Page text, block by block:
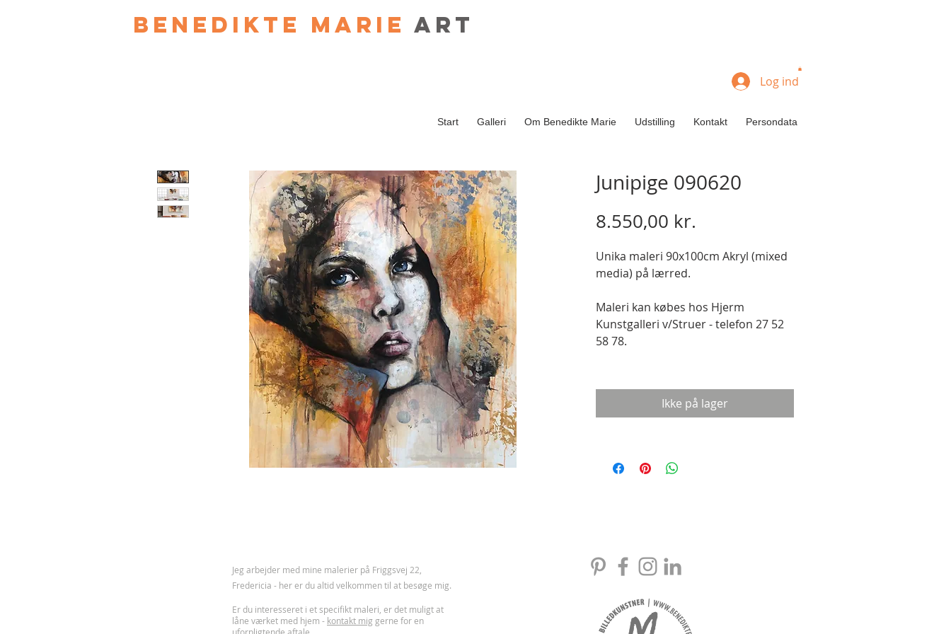
Benedikte Marie art
Start Galleri Om Benedikte Marie Udstilling Kontakt Persondata
Log ind
Junipige 090620
8.550,00 kr.
Unika maleri 90x100cm Akryl (mixed
media) på lærred.
Maleri kan købes hos Hjerm
Kunstgalleri v/Struer - telefon 27 52
58 78.
Ikke på lager
Jeg arbejder med mine malerier på Friggsvej 22,
Fredericia - her er du altid velkommen til at besøge mig.
Er du interesseret i et specifikt maleri, er det muligt at
låne værket med hjem - kontakt mig gerne for en